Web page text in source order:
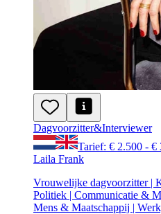
Dagvoorzitter&Interviewer
Tarief: € 2.500 - €
Laila Frank
Vrouwelijke dagvoorzitter |
Politiek | Communicatie &
Mens & Maatschappij |